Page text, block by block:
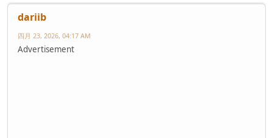
dariib
四月 23, 2026, 04:17 AM
Advertisement